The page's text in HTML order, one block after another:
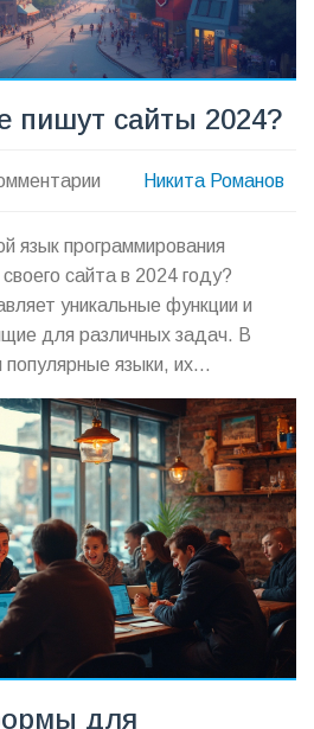
пишут сайты 2024?
Никита Романов
язык программирования
сайта в 2024 году?
уникальные функции и
для различных задач. В
языки, их
наиболее подходящие для
Полезные советы помогут
сайт действительно
для